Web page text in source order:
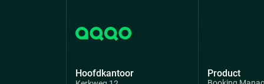
Hoofdkantoor Product